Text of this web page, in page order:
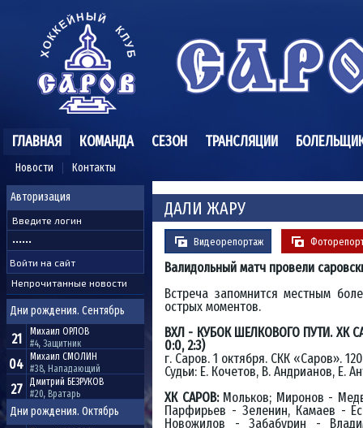
ГЛАВНАЯ
Новости Контакты
КОМАНДА СЕЗОН ТРАНСЛЯЦИИ
Авторизация
Непрочитанные новости
Дни рождения. Сентябрь
21 Михаил ОРЛОВ
#4, Защитник
04 Михаил СМОЛИН
#38, Нападающий
27 Дмитрий БЕЗРУКОВ
#20, Вратарь
Дни рождения. Октябрь
ДАЛИ ЖАРУ
Видеорепортаж
Валидольный матч провели
Встреча запомнится местным
острых моментов.
ВХЛ - КУБОК ШЕЛКОВОГО ПУТИ. ХК
0:0, 2:3)
г. Саров. 1 октября. СКК «Саров».
Судьи: Е. Кочетов, В. Андрианов, Е.
ХК САРОВ:Мольков; Миронов -
Парфирьев - Зеленин, Камаев -
Новожилов - Забабурин -